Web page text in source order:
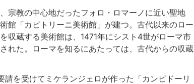
宗教の中心地だったフォロ・ロマーノ に近い聖地
館「カピトリーニ美術館」が建つ。古代以来のロー
収蔵する美術館は、1471年にシスト4世がローマ市
れた。ローマを知るにあたっては、古代からの収蔵
を受けてミケランジェロが作った「カンピドーリ